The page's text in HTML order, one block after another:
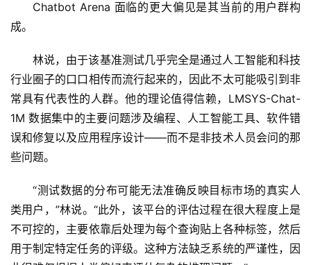
Chatbot Arena 面临的更大偏见是其当前的用户群构
成。
林说，由于该基准测试几乎完全是通过人工智能和科技
行业圈子的口口相传而流行起来的，因此不太可能吸引到非
常具有代表性的人群。他的理论值得信赖，LMSYS-Chat-
1M 数据集中的主要问题涉及编程、人工智能工具、软件错
误和修复以及应用程序设计——而不是非技术人员会问的那
些问题。
“测试数据的分布可能无法准确反映目标市场的真实人
类用户，”林说。“此外，该平台的评估过程在很大程度上是
不可控的，主要依靠后处理为每个查询贴上各种标签，然后
用于制定特定任务的评级。这种方法缺乏系统的严谨性，因